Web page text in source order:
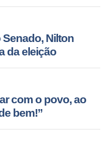
Nilton
da eleição
com o povo, ao
bem!”